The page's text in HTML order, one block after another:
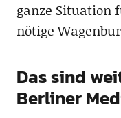
ganze Situation
nötige
Das sind
Berliner